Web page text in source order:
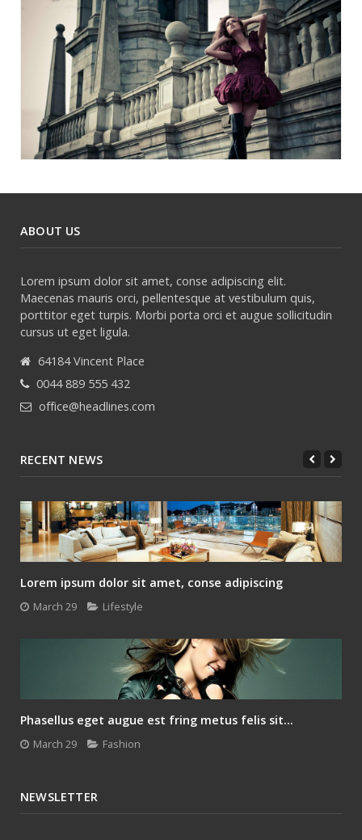
ABOUT US
Lorem ipsum dolor sit amet, conse adipiscing elit.
Maecenas mauris orci, pellentesque at vestibulum quis,
porttitor eget turpis. Morbi porta orci et augue sollicitudin
cursus ut eget ligula.
64184 Vincent Place
0044 889 555 432
office@headlines.com
RECENT NEWS
Lorem ipsum dolor sit amet, conse adipiscing
March 29 Lifestyle
Phasellus eget augue est fring metus felis sit...
March 29 Fashion
NEWSLETTER